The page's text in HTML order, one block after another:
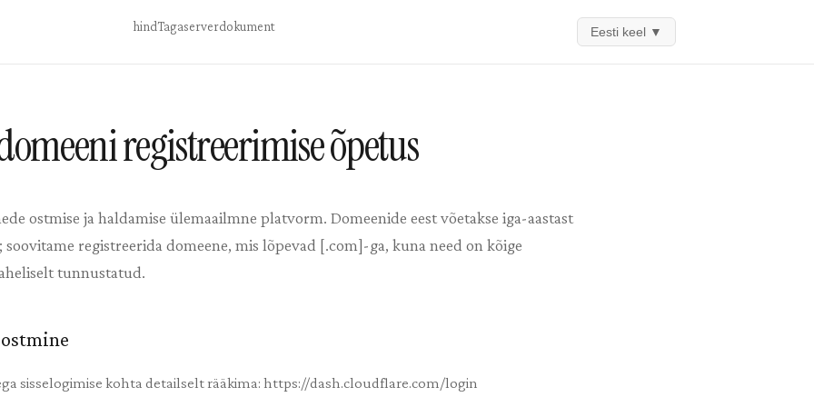
hindTagaserverdokument Eesti keel ▼
registreerimise õpetus
ostmise ja haldamise ülemaailmne platvorm. Domeenide eest võetakse iga-aastast
registreerida domeene, mis lõpevad [.com]-ga, kuna need on kõige
tunnustatud.
sisselogimise kohta detailselt rääkima: https://dash.cloudflare.com/login